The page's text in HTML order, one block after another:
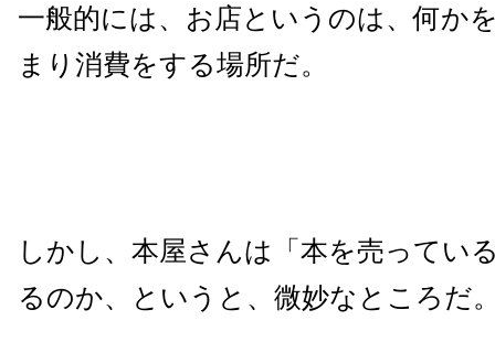
一般的には、お店というのは、何か
まり消費をする場所だ。
しかし、本屋さんは「本を売ってい
るのか、というと、微妙なところだ